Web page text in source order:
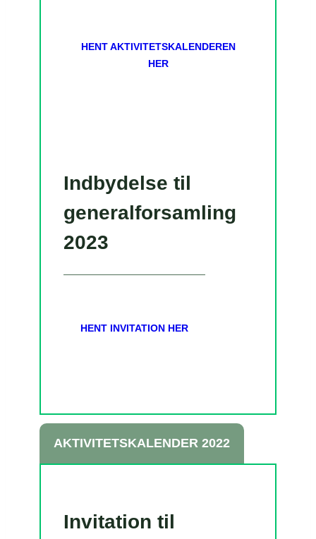
HENT AKTIVITETSKALENDEREN
HER
Indbydelse til
generalforsamling
2023
HENT INVITATION HER
AKTIVITETSKALENDER 2022
Invitation til